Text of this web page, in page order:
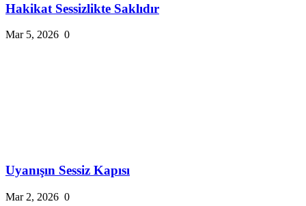
Hakikat Sessizlikte Saklıdır
Mar 5, 2026 0
Uyanışın Sessiz Kapısı
Mar 2, 2026 0